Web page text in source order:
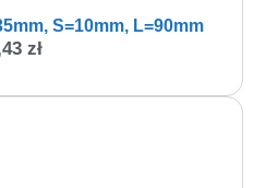
S=10mm, L=90mm
zł